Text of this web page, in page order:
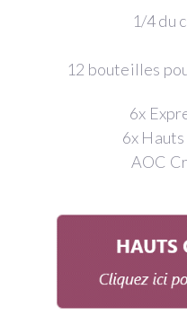
1/4 du
12 bouteilles
6x
6x
AOC